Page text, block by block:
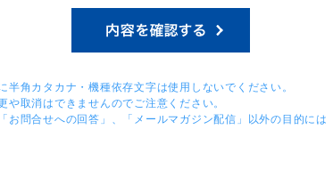
角カタカナ・機種依存文字は使用しないでください。
取消はできませんのでご注意ください。
お問合せへの回答」、「メールマガジン配信」以外の目的には